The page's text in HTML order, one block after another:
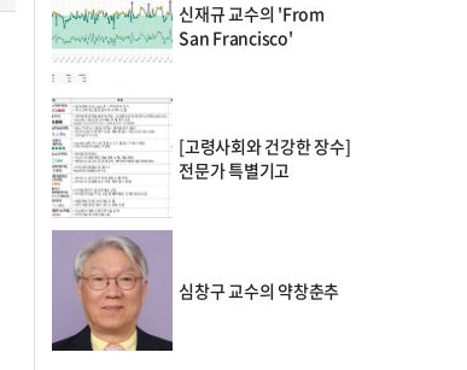
신재규 교수의 'From
San Francisco'
[고령사회와 건강한 장수]
전문가 특별기고
심창구 교수의 약창춘추